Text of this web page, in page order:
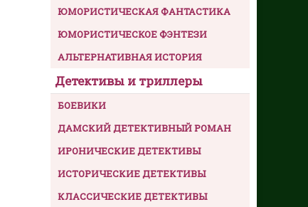
ЮМОРИСТИЧЕСКАЯ ФАНТАСТИКА
ЮМОРИСТИЧЕСКОЕ ФЭНТЕЗИ
АЛЬТЕРНАТИВНАЯ ИСТОРИЯ
Детективы и триллеры
БОЕВИКИ
ДАМСКИЙ ДЕТЕКТИВНЫЙ РОМАН
ИРОНИЧЕСКИЕ ДЕТЕКТИВЫ
ИСТОРИЧЕСКИЕ ДЕТЕКТИВЫ
КЛАССИЧЕСКИЕ ДЕТЕКТИВЫ